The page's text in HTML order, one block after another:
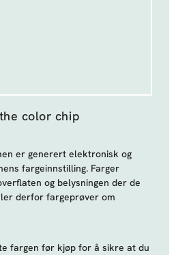
color chip
er generert elektronisk og
fargeinnstilling. Farger
og belysningen der de
derfor fargeprøver om
fargen før kjøp for å sikre at du